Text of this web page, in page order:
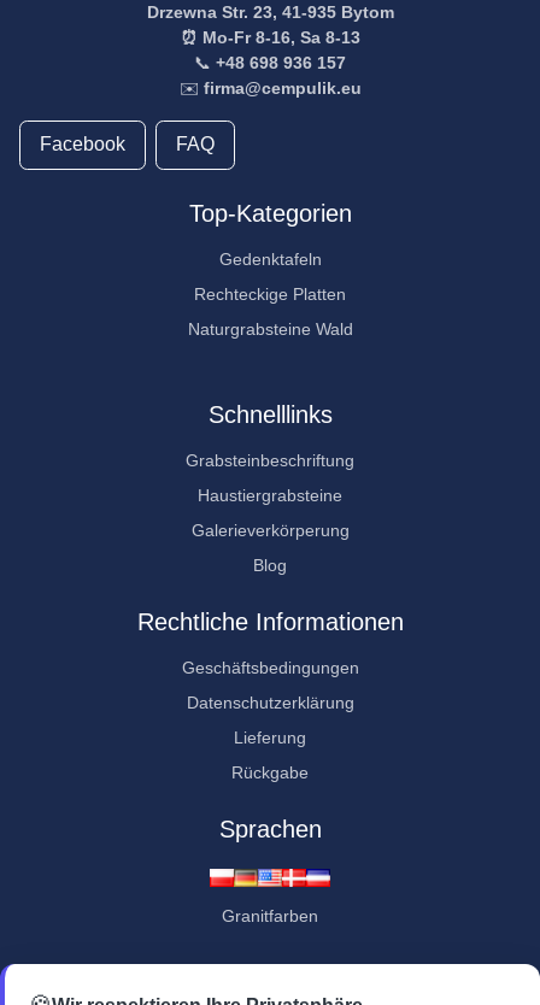
Drzewna Str. 23, 41-935 Bytom
⏰ Mo-Fr 8-16, Sa 8-13
📞 +48 698 936 157
✉️ firma@cempulik.eu
Facebook FAQ
Top-Kategorien
Gedenktafeln
Rechteckige Platten
Naturgrabsteine Wald
Schnelllinks
Grabsteinbeschriftung
Haustiergrabsteine
Galerieverkörperung
Blog
Rechtliche Informationen
Geschäftsbedingungen
Datenschutzerklärung
Lieferung
Rückgabe
Sprachen
Granitfarben
Kundenbewertungen